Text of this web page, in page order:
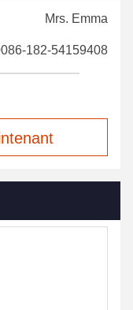
Mrs. Emma
182-54159408